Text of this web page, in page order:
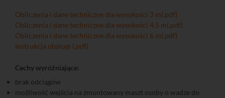
Obliczenia i dane techniczne dla wysokości 3 m(.pdf)
Obliczenia i dane techniczne dla wysokości 4.5 m(.pdf)
Obliczenia i dane techniczne dla wysokości 6 m(.pdf)
Instrukcja obsługi (.pdf)
Cechy wyróżniające:
brak odciągów
możliwość wejścia na zmontowany maszt osoby o wadze do